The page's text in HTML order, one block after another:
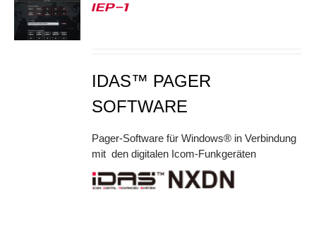
IEP-1
IDAS™ PAGER
SOFTWARE
Pager-Software für Windows® in Verbindung
mit den digitalen Icom-Funkgeräten